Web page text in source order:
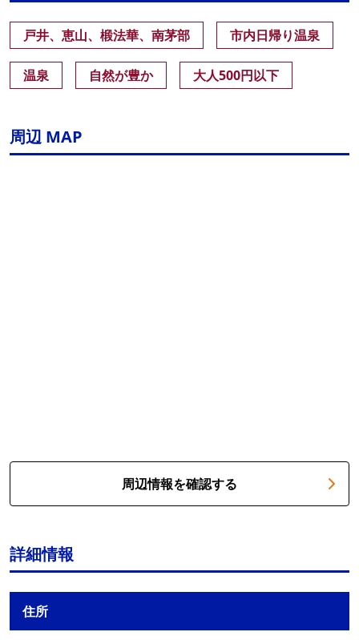
戸井、恵山、椴法華、南茅部 市内日帰り温泉
温泉 自然が豊か 大人500円以下
周辺 MAP
周辺情報を確認する
詳細情報
住所